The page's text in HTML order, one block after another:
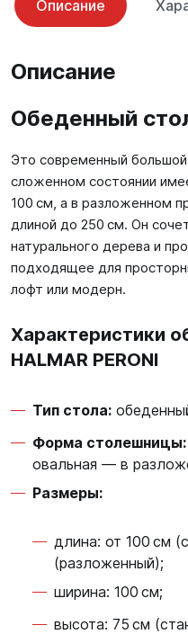
Описание
Описание
Обеденный
Это современный
сложенном состоянии
100 см, а в разложенном
длиной до 250 см. Он
натурального дерева и
подходящее для
лофт или модерн.
Характеристики
HALMAR PERONI
Тип стола:
Форма столешницы:
овальная — в
Размеры:
длина: от 100 см
(разложенный);
ширина: 100 см;
высота: 75 см